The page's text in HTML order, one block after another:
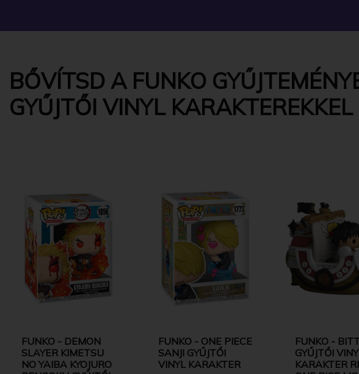
BŐVÍTSD A FUNKO
GYŰJTŐI VINYL KARAKTEREKKEL
FUNKO - DEMON
SLAYER KIMETSU
NO YAIBA KYOJURO
FUNKO - ONE PIECE
SANJI GYŰJTŐI
VINYL KARAKTER
FUNKO -
GYŰJTŐI
KARAKTER